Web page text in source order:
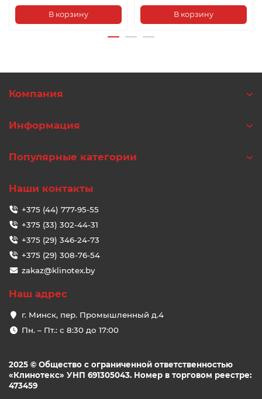
В корзину В корзину
Компания
Информация
Популярные категории
Наши контакты
+375 (44) 777-95-55
+375 (33) 302-44-31
+375 (29) 346-24-73
+375 (29) 308-76-54
zakaz@klinotex.by
Наш адрес
г. Минск, пер. Промышленный д.4
Пн. – Пт.: с 8:30 до 17:00
2025 © Общество с ограниченной ответственностью
«Клинотекс» УНП 691305043. Номер в торговом реестре:
473459